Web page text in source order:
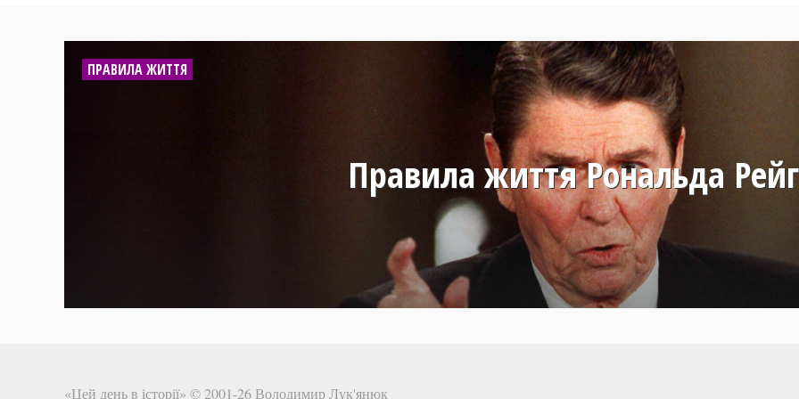
ПРАВИЛА ЖИТТЯ
Правила життя Рональда
«Цей день в історії» © 2001-26 Володимир Лук'янюк